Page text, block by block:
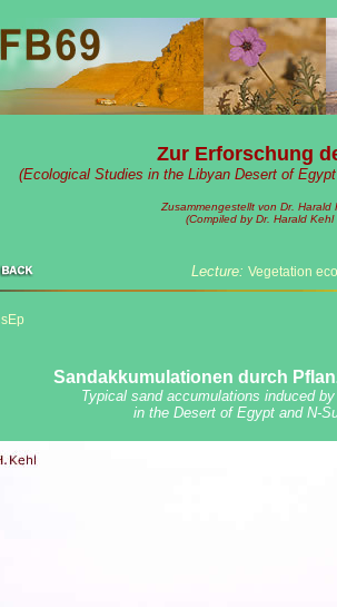
Zur Erforschung
(Ecological Studies in the Libyan Desert of
Zusammengestellt von Dr.
(Compiled by Dr. Harald
Lecture: Vegetation
sEp
Sandakkumulationen durch
Typical sand accumulations induced
in the Desert of Egypt and N-